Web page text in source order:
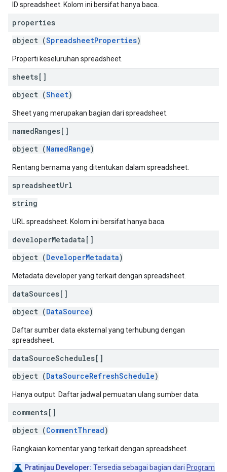
ID spreadsheet. Kolom ini bersifat hanya baca.
properties
object (SpreadsheetProperties)
Properti keseluruhan spreadsheet.
sheets[]
object (Sheet)
Sheet yang merupakan bagian dari spreadsheet.
namedRanges[]
object (NamedRange)
Rentang bernama yang ditentukan dalam spreadsheet.
spreadsheetUrl
string
URL spreadsheet. Kolom ini bersifat hanya baca.
developerMetadata[]
object (DeveloperMetadata)
Metadata developer yang terkait dengan spreadsheet.
dataSources[]
object (DataSource)
Daftar sumber data eksternal yang terhubung dengan
spreadsheet.
dataSourceSchedules[]
object (DataSourceRefreshSchedule)
Hanya output. Daftar jadwal pemuatan ulang sumber data.
comments[]
object (CommentThread)
Rangkaian komentar yang terkait dengan spreadsheet.
Pratinjau Developer: Tersedia sebagai bagian dari Program